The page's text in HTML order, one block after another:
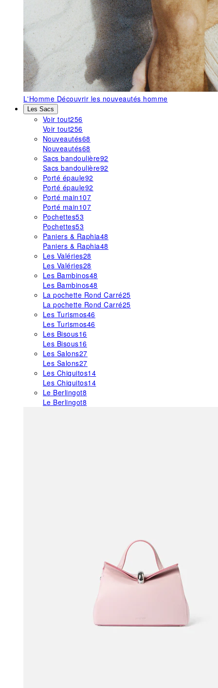
L'Homme Découvrir les nouveautés homme
Les Sacs
Voir tout256
Voir tout256
Nouveautés68
Nouveautés68
Sacs bandoulière92
Sacs bandoulière92
Porté épaule92
Porté épaule92
Porté main107
Porté main107
Pochettes53
Pochettes53
Paniers & Raphia48
Paniers & Raphia48
Les Valéries28
Les Valéries28
Les Bambinos48
Les Bambinos48
La pochette Rond Carré25
La pochette Rond Carré25
Les Turismos46
Les Turismos46
Les Bisous16
Les Bisous16
Les Salons27
Les Salons27
Les Chiquitos14
Les Chiquitos14
Le Berlingot8
Le Berlingot8